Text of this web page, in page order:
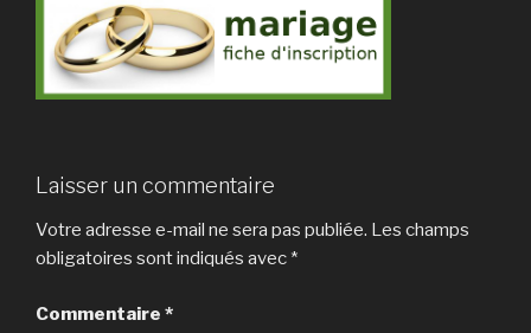
Laisser un commentaire
Votre adresse e-mail ne sera pas publiée. Les champs
obligatoires sont indiqués avec *
Commentaire *